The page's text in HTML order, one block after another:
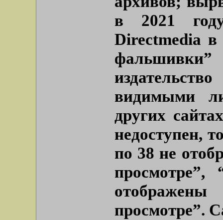
в 2021
Directmedia в
видимыми
других
недоступен,
по 38 не
просмотре”.